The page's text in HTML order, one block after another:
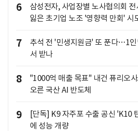
6
삼성전자, 사업장별 노사협의회
잃은 초기업 노조 '영향력 만회' 시
7
추석 전 '민생지원금' 또 푼다…1
서 받나
8
"1000억 매출 목표" 내건 퓨리오
오른 국산 AI 반도체
9
[단독] K9 자주포 수출 공신 'K10
에 성능 개량